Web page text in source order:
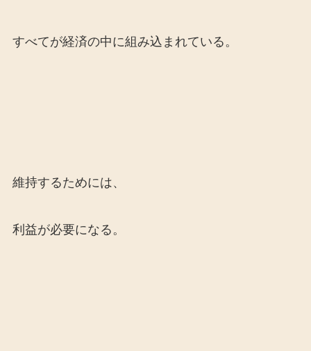
すべてが経済の中に組み込まれている。
維持するためには、
利益が必要になる。